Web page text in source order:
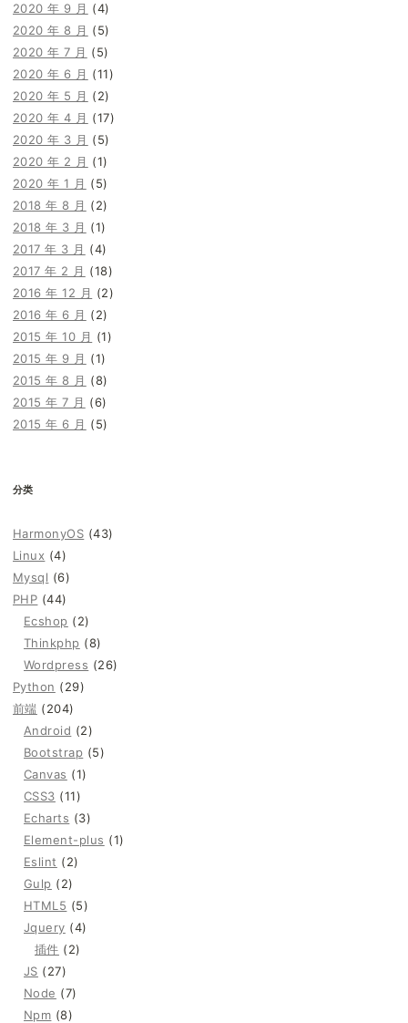
2020 年 9 月 (4)
2020 年 8 月 (5)
2020 年 7 月 (5)
2020 年 6 月 (11)
2020 年 5 月 (2)
2020 年 4 月 (17)
2020 年 3 月 (5)
2020 年 2 月 (1)
2020 年 1 月 (5)
2018 年 8 月 (2)
2018 年 3 月 (1)
2017 年 3 月 (4)
2017 年 2 月 (18)
2016 年 12 月 (2)
2016 年 6 月 (2)
2015 年 10 月 (1)
2015 年 9 月 (1)
2015 年 8 月 (8)
2015 年 7 月 (6)
2015 年 6 月 (5)
分类
HarmonyOS (43)
Linux (4)
Mysql (6)
PHP (44)
Ecshop (2)
Thinkphp (8)
Wordpress (26)
Python (29)
前端 (204)
Android (2)
Bootstrap (5)
Canvas (1)
CSS3 (11)
Echarts (3)
Element-plus (1)
Eslint (2)
Gulp (2)
HTML5 (5)
Jquery (4)
插件 (2)
JS (27)
Node (7)
Npm (8)